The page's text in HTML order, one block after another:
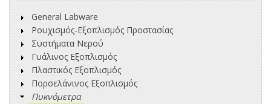
General Labware
Ρουχισμός-Εξοπλισμός Προστασίας
Συστήματα Νερού
Γυάλινος Εξοπλισμός
Πλαστικός Εξοπλισμός
Πορσελάνινος Εξοπλισμός
Πυκνόμετρα